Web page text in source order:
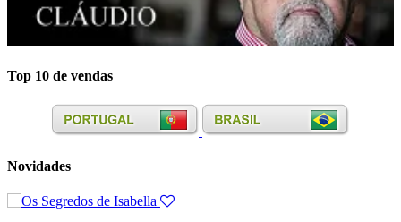
Top 10 de vendas
Novidades